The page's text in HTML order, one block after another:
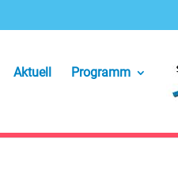
Aktuell Programm